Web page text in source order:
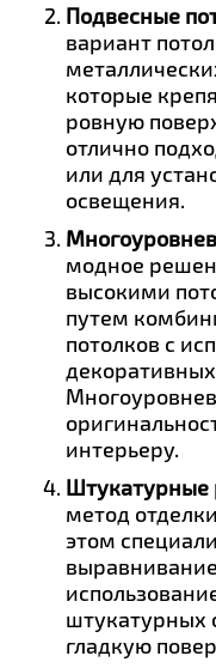
Подвесные
вариант
которые
ровную
отлично
или для
освещения.
модное
высокими
путем
потолков с
интерьеру.
Штукатурные
метод
этом
штукатурных
гладкую